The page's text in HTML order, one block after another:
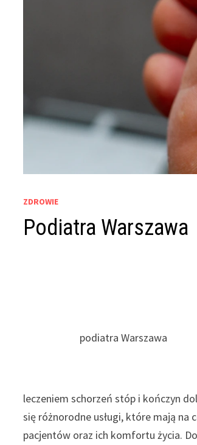
ZDROWIE
Podiatra Warszawa
podiatra Warszawa
leczeniem schorzeń stóp i kończyn
się różnorodne usługi, które mają na
pacjentów oraz ich komfortu życia.